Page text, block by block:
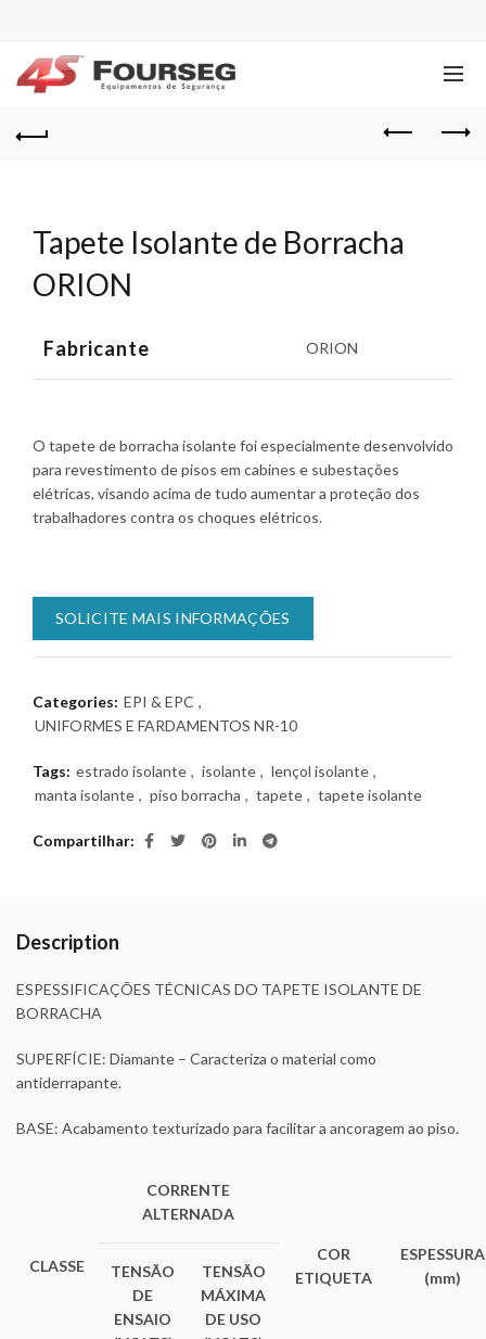
Tapete Isolante de Borracha
ORION
Fabricante ORION
O tapete de borracha isolante foi especialmente desenvolvido
para revestimento de pisos em cabines e subestações
elétricas, visando acima de tudo aumentar a proteção dos
trabalhadores contra os choques elétricos.
SOLICITE MAIS INFORMAÇÕES
Categories: EPI & EPC ,
UNIFORMES E FARDAMENTOS NR-10
Tags: estrado isolante , isolante , lençol isolante ,
manta isolante , piso borracha , tapete , tapete isolante
Compartilhar
Description
ESPESSIFICAÇÕES TÉCNICAS DO TAPETE ISOLANTE DE
BORRACHA
SUPERFÍCIE: Diamante – Caracteriza o material como
antiderrapante.
BASE: Acabamento texturizado para facilitar a ancoragem ao piso.
CLASSE
CORRENTE
ALTERNADA
COR
ETIQUETA
ESPESSURA
(mm)
TENSÃO
DE
ENSAIO
TENSÃO
MÁXIMA
DE USO